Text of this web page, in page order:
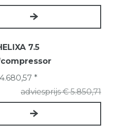
7.5
adviesprijs € 5.850,71
*